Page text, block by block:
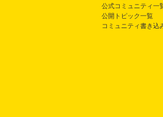
公式コミュニティ一
公開トピック一覧
コミュニティ書き込